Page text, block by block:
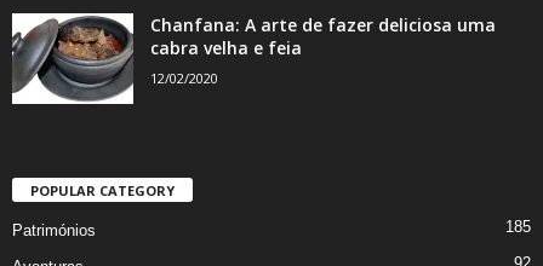
Chanfana: A arte de fazer deliciosa uma
cabra velha e feia
12/02/2020
POPULAR CATEGORY
Patrimónios 185